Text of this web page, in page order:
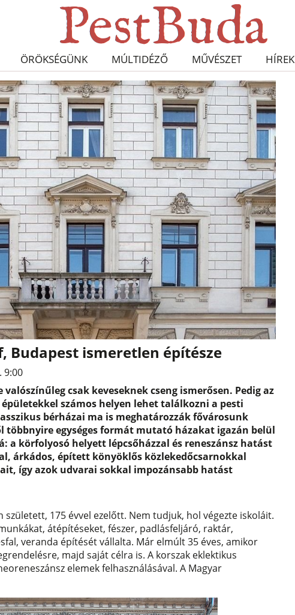
ÖRÖKSÉGÜNK MÚLTIDÉZŐ MŰVÉSZET HÍREK
Budapest ismeretlen építésze
9:00
valószínűleg csak keveseknek cseng ismerősen. Pedig az
számos helyen lehet találkozni a pesti
bérházai ma is meghatározzák fővárosunk
többnyire egységes formát mutató házakat igazán belül
a körfolyosó helyett lépcsőházzal és reneszánsz hatást
árkádos, épített könyöklős közlekedőcsarnokkal
így azok udvarai sokkal impozánsabb hatást
született, 175 évvel ezelőtt. Nem tudjuk, hol végezte iskoláit.
átépítéseket, fészer, padlásfeljáró, raktár,
veranda építését vállalta. Már elmúlt 35 éves, amikor
majd saját célra is. A korszak eklektikus
elemek felhasználásával. A Magyar